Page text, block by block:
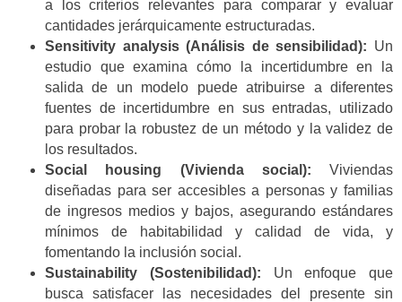
a los criterios relevantes para comparar y evaluar
cantidades jerárquicamente estructuradas.
Sensitivity analysis (Análisis de sensibilidad): Un
estudio que examina cómo la incertidumbre en la
salida de un modelo puede atribuirse a diferentes
fuentes de incertidumbre en sus entradas, utilizado
para probar la robustez de un método y la validez de
los resultados.
Social housing (Vivienda social): Viviendas
diseñadas para ser accesibles a personas y familias
de ingresos medios y bajos, asegurando estándares
mínimos de habitabilidad y calidad de vida, y
fomentando la inclusión social.
Sustainability (Sostenibilidad): Un enfoque que
busca satisfacer las necesidades del presente sin